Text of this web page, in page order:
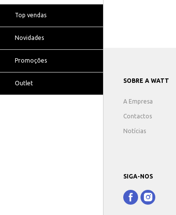
Top vendas
Novidades
Promoções
Outlet SOBRE A WATT
A Empresa
Contactos
Notícias
SIGA-NOS